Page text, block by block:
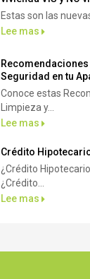
Estas son las
Lee mas
Seguridad en tu
Conoce estas
Limpieza y...
Lee mas
Crédito
¿Crédito
¿Crédito...
Lee mas